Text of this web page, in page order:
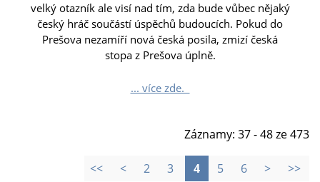
velký otazník ale visí nad tím, zda bude vůbec nějaký
český hráč součástí úspěchů budoucích. Pokud do
Prešova nezamíří nová česká posila, zmizí česká
stopa z Prešova úplně.
... více zde.
Záznamy: 37 - 48 ze 473
<< < 2 3 4 5 6 > >>